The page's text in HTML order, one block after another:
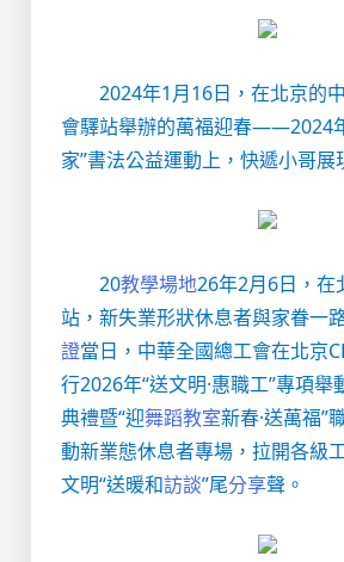
2024年1月16日，在北京的
會驛站舉辦的萬福迎春——2024
家”書法公益運動上，快遞小哥展
20教學場地26年2月6日，在
站，新失業形狀休息者與家眷一
證當日，中華全國總工會在北京
行2026年“送文明·惠職工”專項舉
典禮暨“迎舞蹈教室新春·送萬福”
動新業態休息者專場，拉開各級
文明“送暖和訪談”尾分享聲。